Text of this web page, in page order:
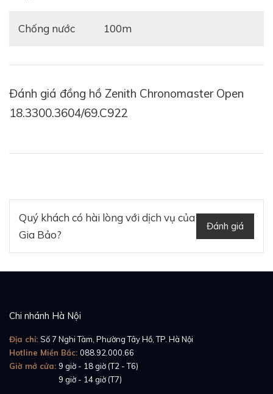
Chống nước 100m
Đánh giá đồng hồ Zenith Chronomaster Open
18.3300.3604/69.C922
Quý khách có hài lòng với dịch vụ của
Gia Bảo?
Đánh giá
Chi nhánh Hà Nội
Địa chỉ: Số 7 Nghi Tàm, Phường Tây Hồ, TP. Hà Nội
Hotline Miền Bắc: 088.92.000.66
Giờ mở cửa: 9 giờ - 18 giờ (T2 - T6)
9 giờ - 14 giờ (T7)